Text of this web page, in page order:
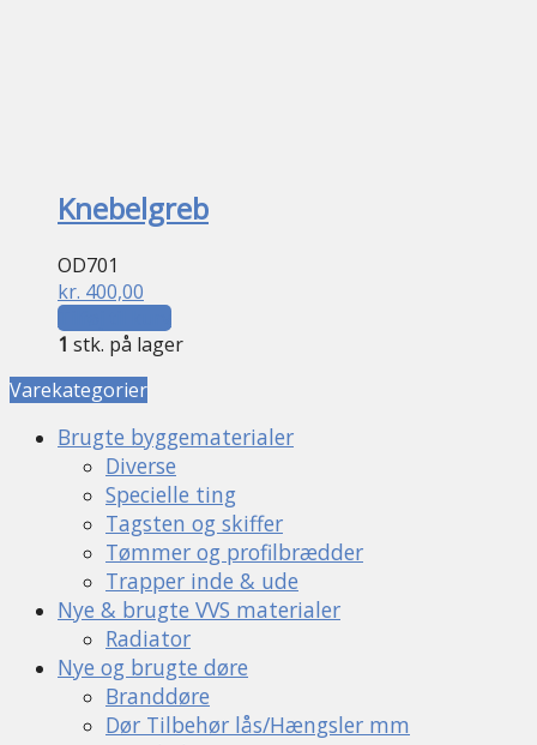
Knebelgreb
OD701
kr. 400,00
Tilføj til kurv
1 stk. på lager
Varekategorier
Brugte byggematerialer
Diverse
Specielle ting
Tagsten og skiffer
Tømmer og profilbrædder
Trapper inde & ude
Nye & brugte VVS materialer
Radiator
Nye og brugte døre
Branddøre
Dør Tilbehør lås/Hængsler mm